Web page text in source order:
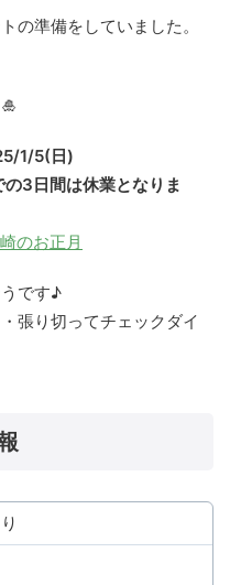
の準備をしていました。
1/5(日)
3日間は休業となりま
のお正月
です♪
張り切ってチェックダイ